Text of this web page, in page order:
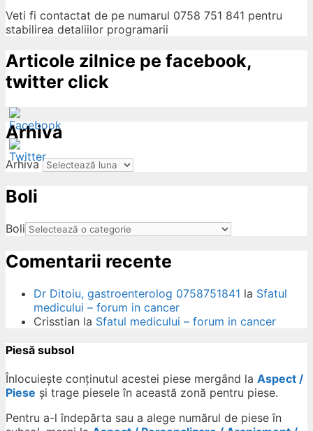
Veti fi contactat de pe numarul 0758 751 841 pentru
stabilirea detaliilor programarii
Articole zilnice pe facebook,
twitter click
Arhiva
Arhiva
Boli
Boli
Comentarii recente
Dr Ditoiu, gastroenterolog 0758751841 la Sfatul
medicului – forum in cancer
Crisstian la Sfatul medicului – forum in cancer
Piesă subsol
Înlocuiește conținutul acestei piese mergând la Aspect /
Piese și trage piesele în această zonă pentru piese.
Pentru a-l îndepărta sau a alege numărul de piese în